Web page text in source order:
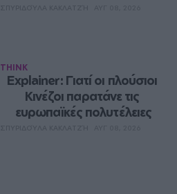
THINK
Explainer: Γιατί οι πλούσιοι
Κινέζοι παρατάνε τις
ευρωπαϊκές πολυτέλειες